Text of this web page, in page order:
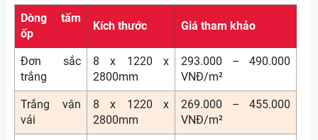
Dòng tấm
ốp
Kích thước Giá tham khảo
Đơn sắc
trắng
8 x 1220 x
2800mm
293.000 – 490.000
VNĐ/m²
Trắng vân
vải
8 x 1220 x
2800mm
269.000 – 455.000
VNĐ/m²